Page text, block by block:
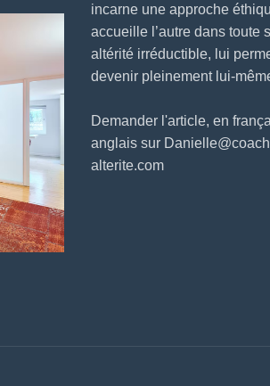
incarne une approche
accueille l’autre dans toute
altérité irréductible, lui
devenir pleinement lui-
Demander l'article, en
anglais sur
alterite.com